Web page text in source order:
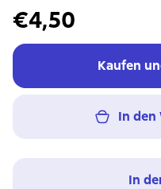
€4,50
Kaufen
In den
In